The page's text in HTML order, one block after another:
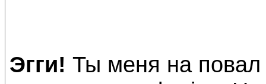
Эгги! Ты меня на повал